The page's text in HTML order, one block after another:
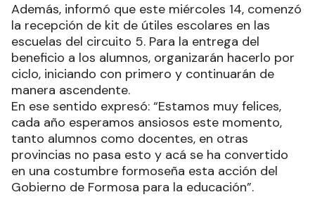
Además, informó que este miércoles 14, comenzó
la recepción de kit de útiles escolares en las
escuelas del circuito 5. Para la entrega del
beneficio a los alumnos, organizarán hacerlo por
ciclo, iniciando con primero y continuarán de
manera ascendente.
En ese sentido expresó: “Estamos muy felices,
cada año esperamos ansiosos este momento,
tanto alumnos como docentes, en otras
provincias no pasa esto y acá se ha convertido
en una costumbre formoseña esta acción del
Gobierno de Formosa para la educación”.